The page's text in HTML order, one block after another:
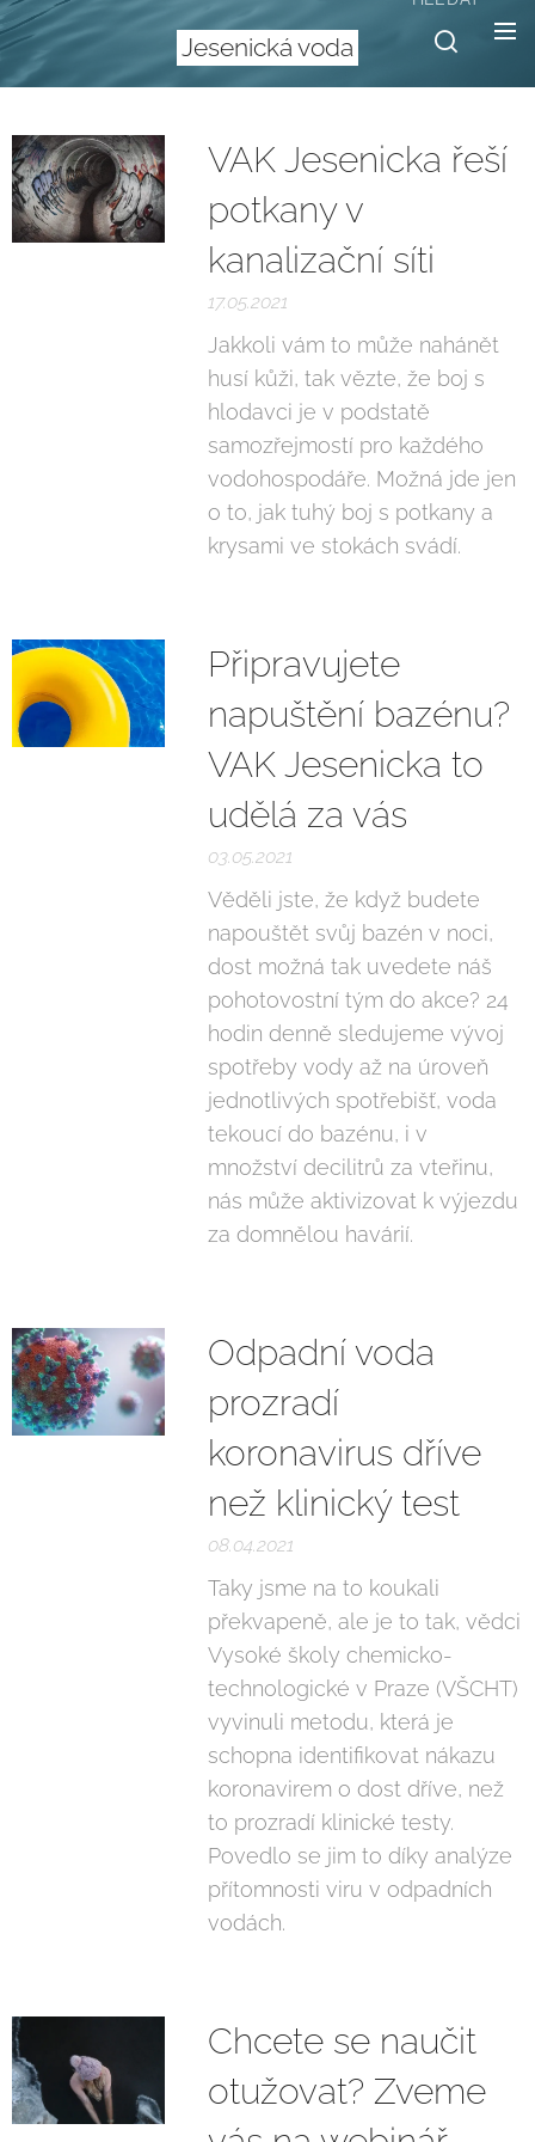
Jesenická voda
VAK Jesenicka řeší
potkany v
kanalizační síti
17.05.2021
Jakkoli vám to může nahánět
husí kůži, tak vězte, že boj s
hlodavci je v podstatě
samozřejmostí pro každého
vodohospodáře. Možná jde jen
o to, jak tuhý boj s potkany a
krysami ve stokách svádí.
Připravujete
napuštění bazénu?
VAK Jesenicka to
udělá za vás
03.05.2021
Věděli jste, že když budete
napouštět svůj bazén v noci,
dost možná tak uvedete náš
pohotovostní tým do akce? 24
hodin denně sledujeme vývoj
spotřeby vody až na úroveň
jednotlivých spotřebišť, voda
tekoucí do bazénu, i v
množství decilitrů za vteřinu,
nás může aktivizovat k výjezdu
za domnělou havárií.
Odpadní voda
prozradí
koronavirus dříve
než klinický test
08.04.2021
Taky jsme na to koukali
překvapeně, ale je to tak, vědci
Vysoké školy chemicko-
technologické v Praze (VŠCHT)
vyvinuli metodu, která je
schopna identifikovat nákazu
koronavirem o dost dříve, než
to prozradí klinické testy.
Povedlo se jim to díky analýze
přítomnosti viru v odpadních
vodách.
Chcete se naučit
otužovat? Zveme